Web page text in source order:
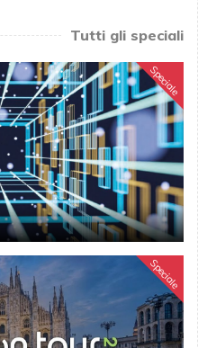
Tutti gli speciali
Speciale
Speciale